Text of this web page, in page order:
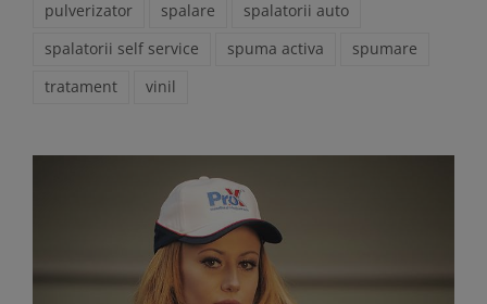
pulverizator
spalare
spalatorii auto
spalatorii self service
spuma activa
spumare
tratament
vinil